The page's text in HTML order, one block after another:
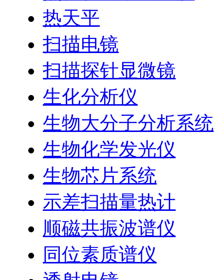
热天平
扫描电镜
扫描探针显微镜
生化分析仪
生物大分子分析系统
生物化学发光仪
生物芯片系统
示差扫描量热计
顺磁共振波谱仪
同位素质谱仪